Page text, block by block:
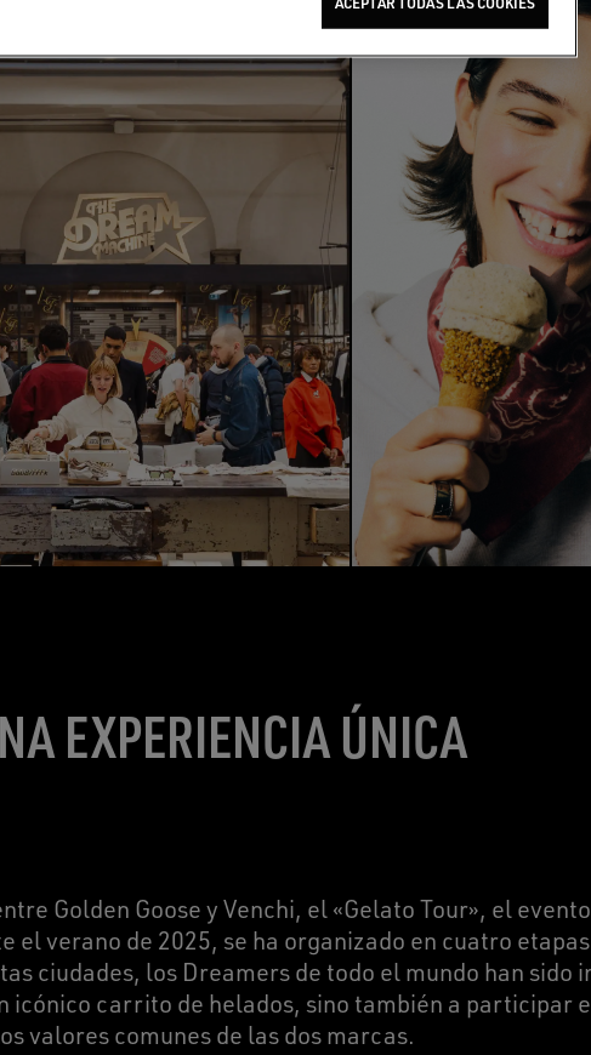
EXPERIENCIA ÚNICA
Golden Goose y Venchi, el «Gelato Tour», el
el verano de 2025, se ha organizado en cuatro
ciudades, los Dreamers de todo el mundo han sido
icónico carrito de helados, sino también a participar
valores comunes de las dos marcas.